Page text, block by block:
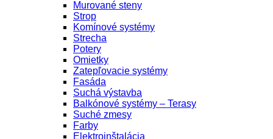
Murované steny
Strop
Komínové systémy
Strecha
Potery
Omietky
Zatepľovacie systémy
Fasáda
Suchá výstavba
Balkónové systémy – Terasy
Suché zmesy
Farby
Elektroinštalácia